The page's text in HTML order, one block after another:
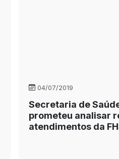
04/07/2019
Secretaria de
prometeu analisar
atendimentos da